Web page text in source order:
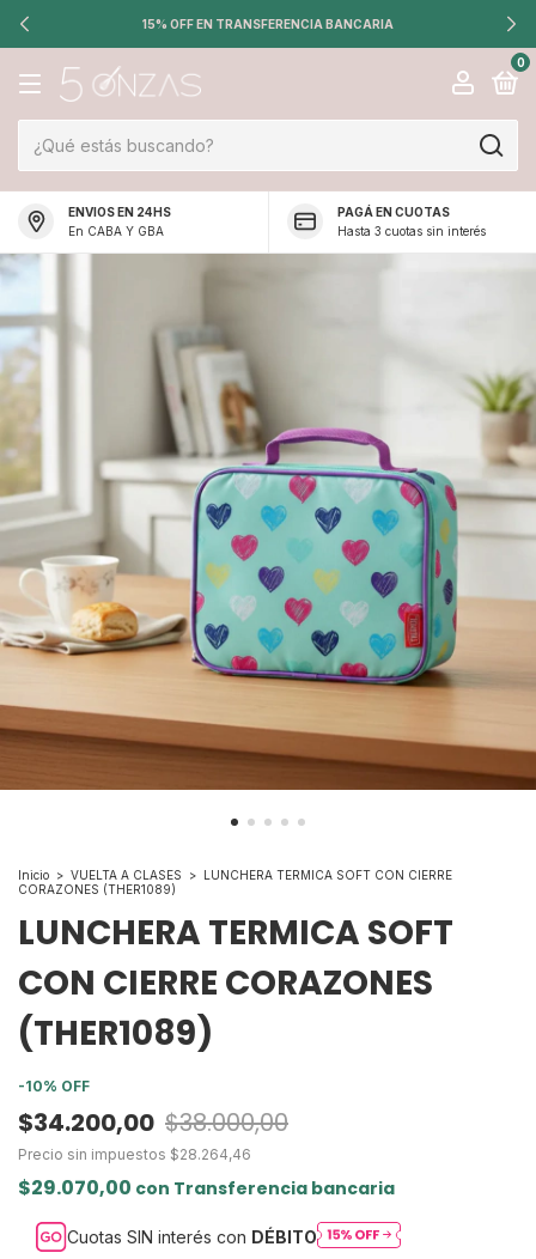
15% OFF EN TRANSFERENCIA BANCARIA
0
ENVIOS EN 24HS
En CABA Y GBA
PAGÁ EN CUOTAS
Hasta 3 cuotas sin interés
Inicio > VUELTA A CLASES > LUNCHERA TERMICA SOFT CON CIERRE
CORAZONES (THER1089)
LUNCHERA TERMICA SOFT
CON CIERRE CORAZONES
(THER1089)
-10% OFF
$34.200,00 $38.000,00
Precio sin impuestos $28.264,46
$29.070,00 con Transferencia bancaria
Cuotas SIN interés con DÉBITO